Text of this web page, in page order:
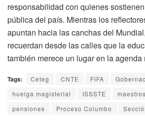
responsabilidad con quienes
pública del país. Mientras los
apuntan hacia las canchas del
recuerdan desde las calles que la
también merece un lugar en la agenda
Tags: Ceteg CNTE FIFA
huelga magisterial
ISSSTE maestros
pensiones
Proceso Columbo